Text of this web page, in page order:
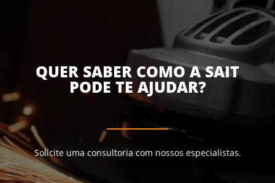
QUER SABER COMO A SAIT
PODE TE AJUDAR?
Solicite uma consultoria com nossos especialistas.